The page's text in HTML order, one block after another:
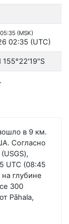
(MSK)
02:35 (UTC)
155°22'19"S
в 9 км.
Согласно
UTC (08:45
глубине
300
Pāhala,